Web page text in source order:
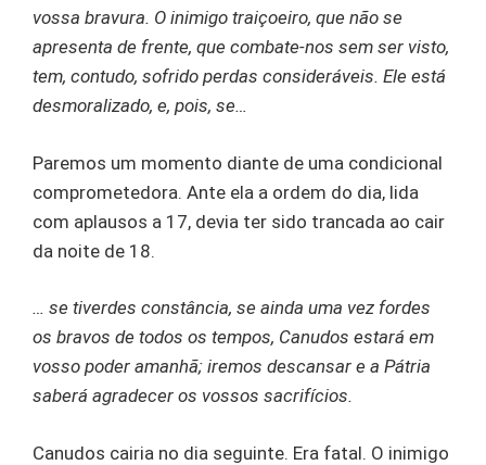
vossa bravura. O inimigo traiçoeiro, que não se
apresenta de frente, que combate-nos sem ser visto,
tem, contudo, sofrido perdas consideráveis. Ele está
desmoralizado, e, pois, se…
Paremos um momento diante de uma condicional
comprometedora. Ante ela a ordem do dia, lida
com aplausos a 17, devia ter sido trancada ao cair
da noite de 18.
… se tiverdes constância, se ainda uma vez fordes
os bravos de todos os tempos, Canudos estará em
vosso poder amanhã; iremos descansar e a Pátria
saberá agradecer os vossos sacrifícios.
Canudos cairia no dia seguinte. Era fatal. O inimigo